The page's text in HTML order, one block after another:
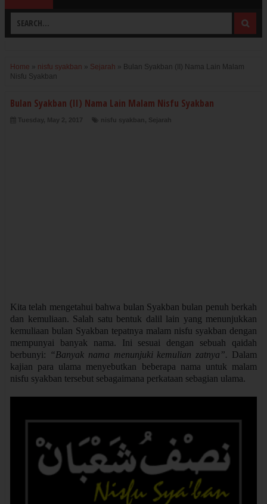
Home » nisfu syakban » Sejarah » Bulan Syakban (II) Nama Lain Malam
Nisfu Syakban
Bulan Syakban (II) Nama Lain Malam Nisfu Syakban
Kita telah mengetahui bahwa bulan Syakban bulan penuh berkah
dan kemuliaan. Salah satu bentuk dalil lain yang menunjukkan
kemuliaan bulan Syakban tepatnya malam nisfu syakban dengan
mempunyai banyak nama. Ini sesuai dengan sebuah qaidah
berbunyi: “Banyak nama menunjuki kemulian zatnya”. Dalam
kajian para ulama menyebutkan beberapa nama untuk malam
nisfu syakban tersebut sebagaimana perkataan sebagian ulama.